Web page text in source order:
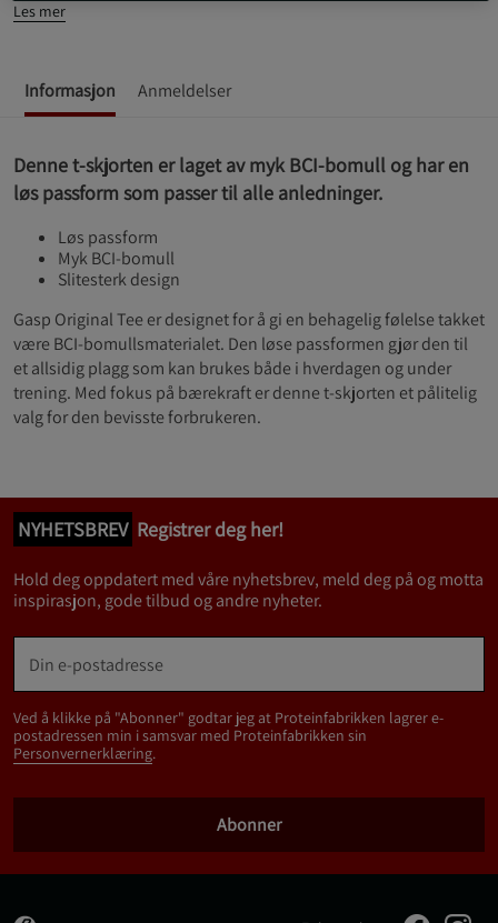
Les mer
Informasjon Anmeldelser
Denne t-skjorten er laget av myk BCI-bomull og har en
løs passform som passer til alle anledninger.
Løs passform
Myk BCI-bomull
Slitesterk design
Gasp Original Tee er designet for å gi en behagelig følelse takket
være BCI-bomullsmaterialet. Den løse passformen gjør den til
et allsidig plagg som kan brukes både i hverdagen og under
trening. Med fokus på bærekraft er denne t-skjorten et pålitelig
valg for den bevisste forbrukeren.
NYHETSBREV Registrer deg her!
Hold deg oppdatert med våre nyhetsbrev, meld deg på og motta
inspirasjon, gode tilbud og andre nyheter.
Ved å klikke på "Abonner" godtar jeg at Proteinfabrikken lagrer e-
postadressen min i samsvar med Proteinfabrikken sin
Personvernerklæring.
Abonner